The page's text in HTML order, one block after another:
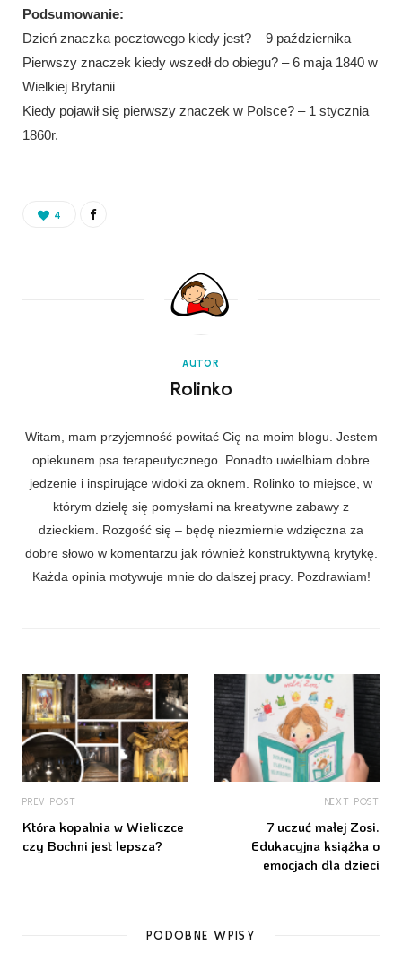
Podsumowanie:
Dzień znaczka pocztowego kiedy jest? – 9 października
Pierwszy znaczek kiedy wszedł do obiegu? – 6 maja 1840 w
Wielkiej Brytanii
Kiedy pojawił się pierwszy znaczek w Polsce? – 1 stycznia
1860r.
4
AUTOR
Rolinko
Witam, mam przyjemność powitać Cię na moim blogu. Jestem
opiekunem psa terapeutycznego. Ponadto uwielbiam dobre
jedzenie i inspirujące widoki za oknem. Rolinko to miejsce, w
którym dzielę się pomysłami na kreatywne zabawy z
dzieckiem. Rozgość się – będę niezmiernie wdzięczna za
dobre słowo w komentarzu jak również konstruktywną krytykę.
Każda opinia motywuje mnie do dalszej pracy. Pozdrawiam!
PREV POST
Która kopalnia w Wieliczce
czy Bochni jest lepsza?
NEXT POST
7 uczuć małej Zosi.
Edukacyjna książka o
emocjach dla dzieci
PODOBNE WPISY